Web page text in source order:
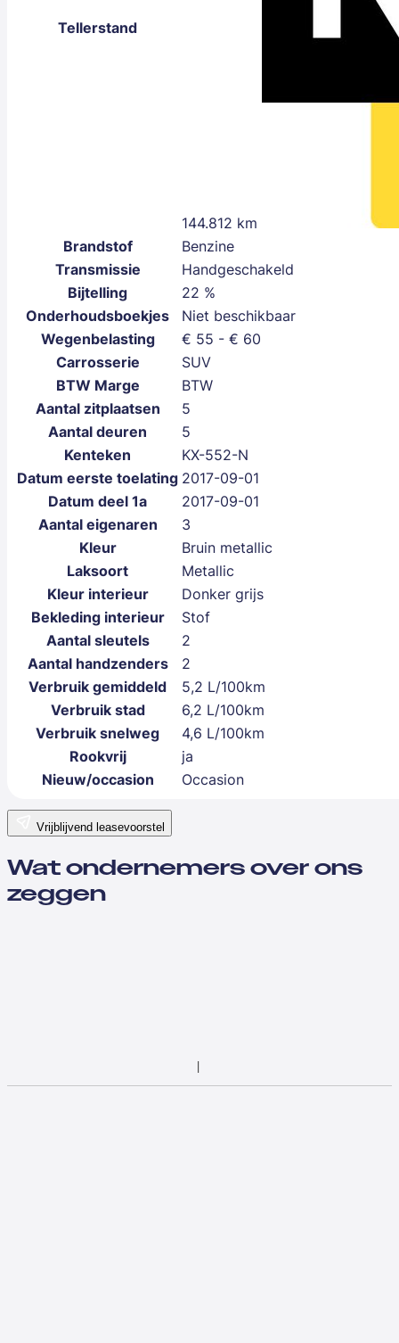
Tellerstand
144.812 km
Brandstof
Benzine
Transmissie
Handgeschakeld
Bijtelling
22 %
Onderhoudsboekjes
Niet beschikbaar
Wegenbelasting
€ 55 - € 60
Carrosserie
SUV
BTW Marge
BTW
Aantal zitplaatsen
5
Aantal deuren
5
Kenteken
KX-552-N
Datum eerste toelating 2017-09-01
Datum deel 1a
2017-09-01
Aantal eigenaren
3
Kleur
Bruin metallic
Laksoort
Metallic
Kleur interieur
Donker grijs
Bekleding interieur
Stof
Aantal sleutels
2
Aantal handzenders
2
Verbruik gemiddeld
5,2 L/100km
Verbruik stad
6,2 L/100km
Verbruik snelweg
4,6 L/100km
Rookvrij
ja
Nieuw/occasion
Occasion
Vrijblijvend leasevoorstel
Wat ondernemers over ons
zeggen